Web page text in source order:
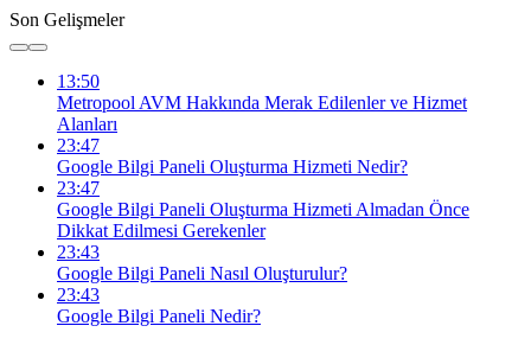
Son Gelişmeler
13:50
Metropool AVM Hakkında Merak Edilenler ve Hizmet
Alanları
23:47
Google Bilgi Paneli Oluşturma Hizmeti Nedir?
23:47
Google Bilgi Paneli Oluşturma Hizmeti Almadan Önce
Dikkat Edilmesi Gerekenler
23:43
Google Bilgi Paneli Nasıl Oluşturulur?
23:43
Google Bilgi Paneli Nedir?